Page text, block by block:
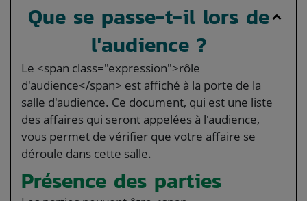
Que se passe-t-il lors de
l'audience ?
Le <span class="expression">rôle
d'audience</span> est affiché à la porte de la
salle d'audience. Ce document, qui est une liste
des affaires qui seront appelées à l'audience,
vous permet de vérifier que votre affaire se
déroule dans cette salle.
Présence des parties